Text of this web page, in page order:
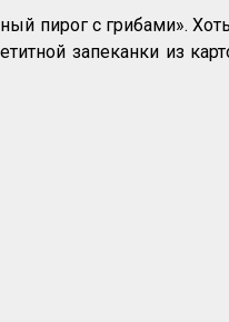
пирог с грибами».
запеканки из